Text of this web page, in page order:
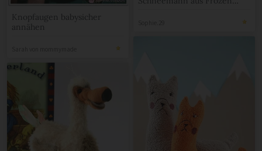
Knopfaugen babysicher
annähen